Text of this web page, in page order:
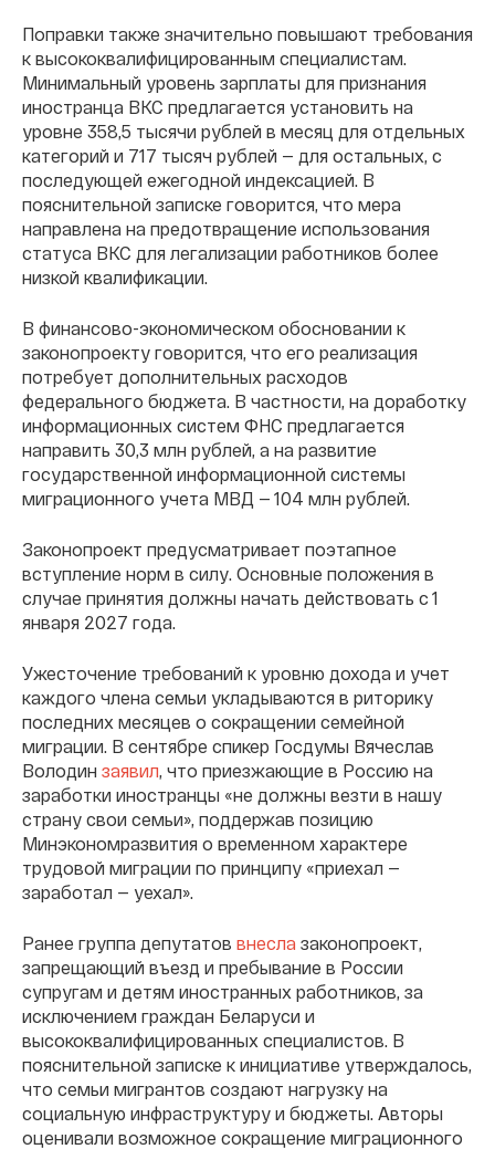
Поправки также значительно повышают требования
к высококвалифицированным специалистам.
Минимальный уровень зарплаты для признания
иностранца ВКС предлагается установить на
уровне 358,5 тысячи рублей в месяц для отдельных
категорий и 717 тысяч рублей — для остальных, с
последующей ежегодной индексацией. В
пояснительной записке говорится, что мера
направлена на предотвращение использования
статуса ВКС для легализации работников более
низкой квалификации.
В финансово-экономическом обосновании к
законопроекту говорится, что его реализация
потребует дополнительных расходов
федерального бюджета. В частности, на доработку
информационных систем ФНС предлагается
направить 30,3 млн рублей, а на развитие
государственной информационной системы
миграционного учета МВД — 104 млн рублей.
Законопроект предусматривает поэтапное
вступление норм в силу. Основные положения в
случае принятия должны начать действовать с 1
января 2027 года.
Ужесточение требований к уровню дохода и учет
каждого члена семьи укладываются в риторику
последних месяцев о сокращении семейной
миграции. В сентябре спикер Госдумы Вячеслав
Володин заявил, что приезжающие в Россию на
заработки иностранцы «не должны везти в нашу
страну свои семьи», поддержав позицию
Минэкономразвития о временном характере
трудовой миграции по принципу «приехал —
заработал — уехал».
Ранее группа депутатов внесла законопроект,
запрещающий въезд и пребывание в России
супругам и детям иностранных работников, за
исключением граждан Беларуси и
высококвалифицированных специалистов. В
пояснительной записке к инициативе утверждалось,
что семьи мигрантов создают нагрузку на
социальную инфраструктуру и бюджеты. Авторы
оценивали возможное сокращение миграционного